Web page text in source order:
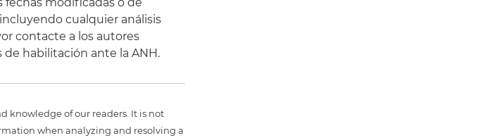
cualquier análisis
contacte a los autores
habilitación ante la ANH.
knowledge of our readers. It is not
when analyzing and resolving a